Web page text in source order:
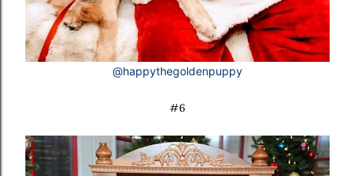
@happythegoldenpuppy
#6